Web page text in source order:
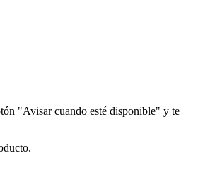
"Avisar cuando esté disponible" y te